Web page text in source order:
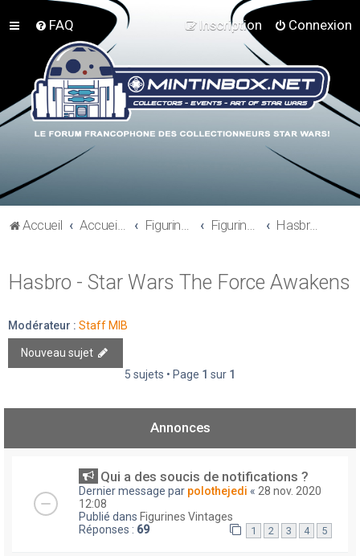
FAQ Connexion
Inscription
Accueil Accueil du forum Figurines 3"3/4, Playsets, Vaisseaux,… Figurines Actuelles Hasbro - Star Wars The Force Awakens
Hasbro - Star Wars The Force Awakens
Modérateur : Staff MIB
Nouveau sujet
5 sujets • Page 1 sur 1
Annonces
Qui a des soucis de notifications ?
Dernier message par polothejedi « 28 nov. 2020
12:08
Publié dans Figurines Vintages
Réponses : 69 1 2 3 4 5